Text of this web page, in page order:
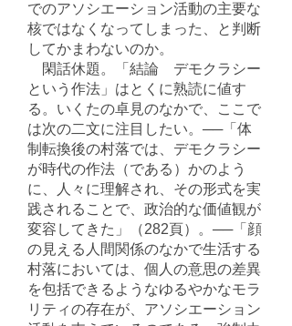
でのアソシエーション活動の主要な
核ではなくなってしまった、と判断
してかまわないのか。
閑話休題。「結論 デモクラシー
という作法」はとくに熟読に値す
る。いくたの卓見のなかで、ここで
は次の二文に注目したい。──「体
制転換後の村落では、デモクラシー
が時代の作法（である）かのよう
に、人々に理解され、その形式を実
践されることで、政治的な価値観が
変容してきた」（282頁）。──「顔
の見える人間関係のなかで生活する
村落においては、個人の意思の差異
を包括できるようなゆるやかなモラ
リティの存在が、アソシエーション